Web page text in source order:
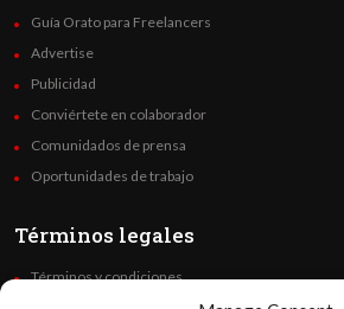
Guía Orato para Freelancers
Advertise
Publicidad
Conviértete en colaborador
Comunidados de prensa
Oportunidades de trabajo
Términos legales
Términos y condiciones